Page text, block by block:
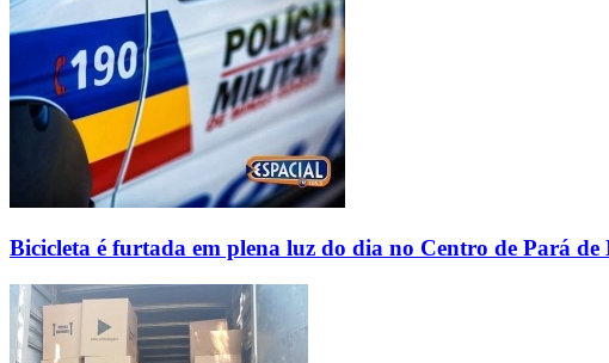
Bicicleta é furtada em plena luz do dia no Centro de Pará de